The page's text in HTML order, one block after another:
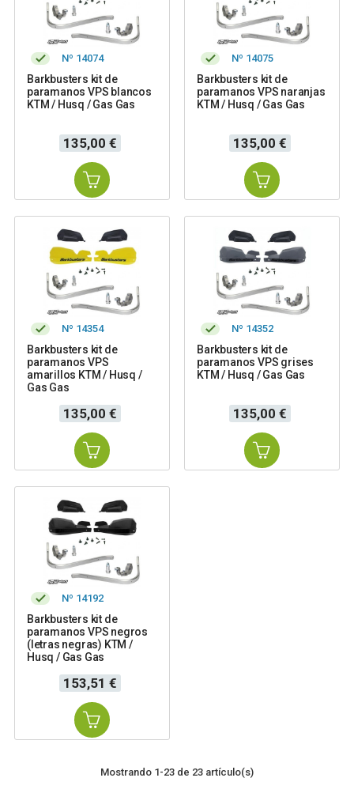
Nº 14074
Barkbusters kit de
paramanos VPS blancos
KTM / Husq / Gas Gas
Precio
135,00 €
Nº 14075
Barkbusters kit de
paramanos VPS naranjas
KTM / Husq / Gas Gas
Precio
135,00 €
Nº 14354
Barkbusters kit de
paramanos VPS
amarillos KTM / Husq /
Gas Gas
Precio
135,00 €
Nº 14352
Barkbusters kit de
paramanos VPS grises
KTM / Husq / Gas Gas
Precio
135,00 €
Nº 14192
Barkbusters kit de
paramanos VPS negros
(letras negras) KTM /
Husq / Gas Gas
Precio
153,51 €
Mostrando 1-23 de 23 artículo(s)